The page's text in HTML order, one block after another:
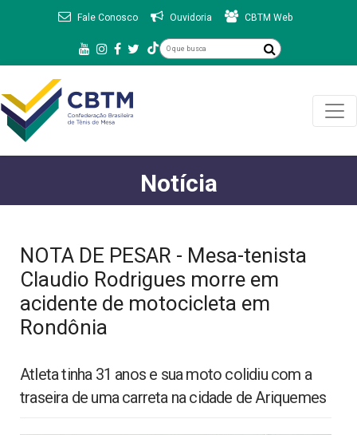
Fale Conosco Ouvidoria CBTM Web
Notícia
NOTA DE PESAR - Mesa-tenista
Claudio Rodrigues morre em
acidente de motocicleta em
Rondônia
Atleta tinha 31 anos e sua moto colidiu com a
traseira de uma carreta na cidade de Ariquemes